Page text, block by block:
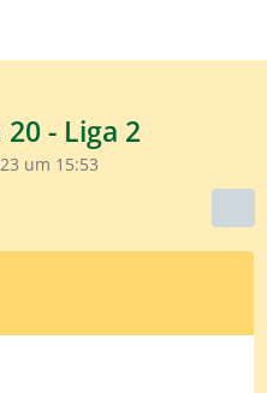
- Liga 2
um 15:53